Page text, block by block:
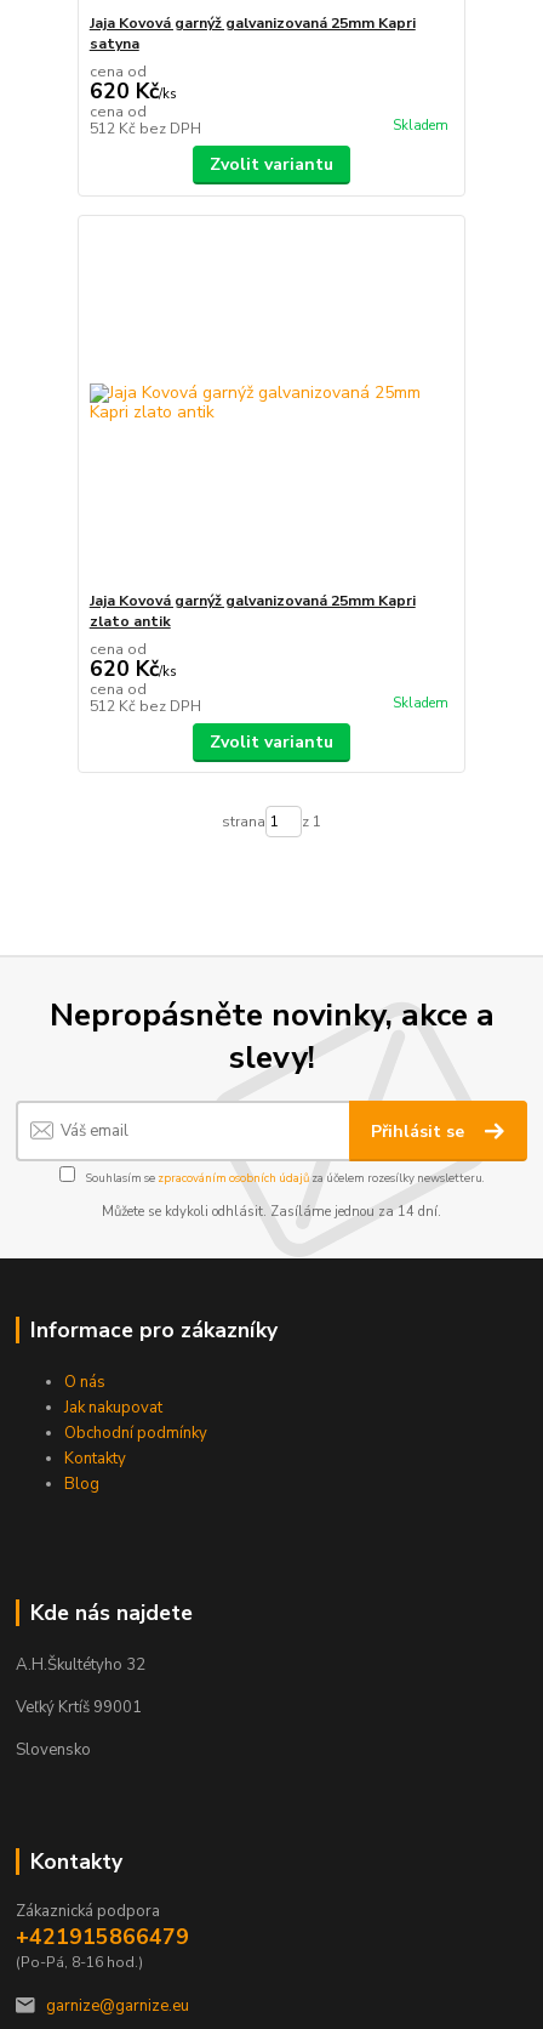
Jaja Kovová garnýž galvanizovaná 25mm Kapri
satyna
cena od
620 Kč/ks
cena od
512 Kč bez DPH Skladem
Zvolit variantu
Jaja Kovová garnýž galvanizovaná 25mm Kapri
zlato antik
cena od
620 Kč/ks
cena od
512 Kč bez DPH Skladem
Zvolit variantu
strana z 1
Nepropásněte novinky, akce a
slevy!
Přihlásit se
Souhlasím se zpracováním osobních údajůza účelem rozesílky newsletteru.
Můžete se kdykoli odhlásit. Zasíláme jednou za 14 dní.
Informace pro zákazníky
O nás
Jak nakupovat
Obchodní podmínky
Kontakty
Blog
Kde nás najdete
A.H.Škultétyho 32
Veľký Krtíš 99001
Slovensko
Kontakty
Zákaznická podpora
+421915866479
(Po-Pá, 8-16 hod.)
garnize@garnize.eu